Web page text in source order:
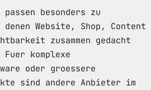
besonders zu
Website, Shop, Content
zusammen gedacht
komplexe
oder groessere
sind andere Anbieter im